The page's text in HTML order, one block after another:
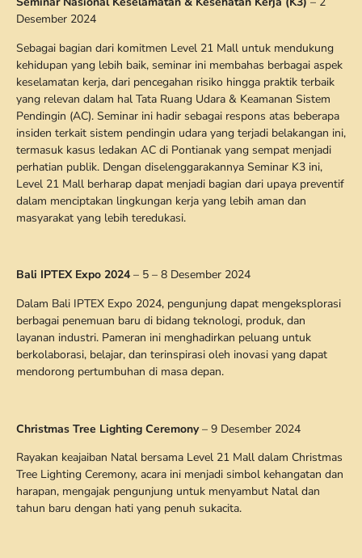
Desember 2024
Sebagai bagian dari komitmen Level 21 Mall untuk mendukung
kehidupan yang lebih baik, seminar ini membahas berbagai aspek
keselamatan kerja, dari pencegahan risiko hingga praktik terbaik
yang relevan dalam hal Tata Ruang Udara & Keamanan Sistem
Pendingin (AC). Seminar ini hadir sebagai respons atas beberapa
insiden terkait sistem pendingin udara yang terjadi belakangan ini,
termasuk kasus ledakan AC di Pontianak yang sempat menjadi
perhatian publik. Dengan diselenggarakannya Seminar K3 ini,
Level 21 Mall berharap dapat menjadi bagian dari upaya preventif
dalam menciptakan lingkungan kerja yang lebih aman dan
masyarakat yang lebih teredukasi.
Bali IPTEX Expo 2024 – 5 – 8 Desember 2024
Dalam Bali IPTEX Expo 2024, pengunjung dapat mengeksplorasi
berbagai penemuan baru di bidang teknologi, produk, dan
layanan industri. Pameran ini menghadirkan peluang untuk
berkolaborasi, belajar, dan terinspirasi oleh inovasi yang dapat
mendorong pertumbuhan di masa depan.
Christmas Tree Lighting Ceremony– 9 Desember 2024
Rayakan keajaiban Natal bersama Level 21 Mall dalam Christmas
Tree Lighting Ceremony, acara ini menjadi simbol kehangatan dan
harapan, mengajak pengunjung untuk menyambut Natal dan
tahun baru dengan hati yang penuh sukacita.